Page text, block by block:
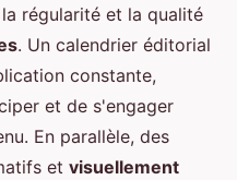
la régularité et la qualité
. Un calendrier éditorial
constante,
et de s'engager
En parallèle, des
et visuellement